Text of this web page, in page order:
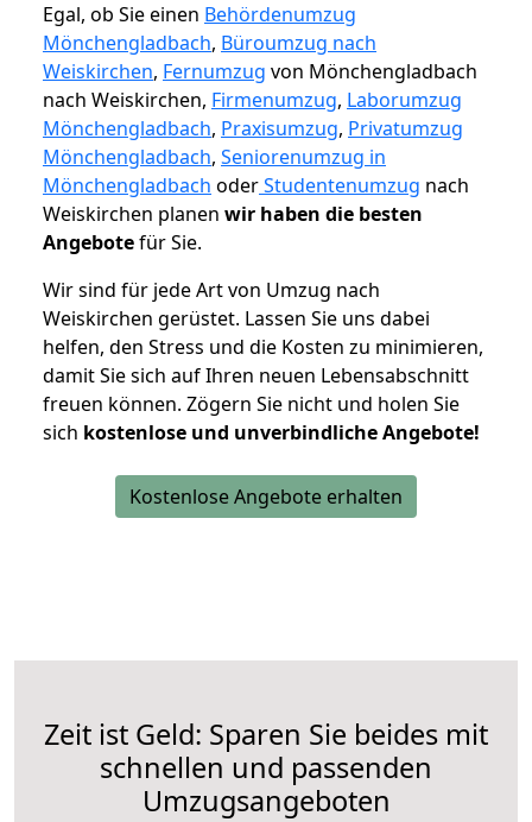
Egal, ob Sie einen Behördenumzug
Mönchengladbach, Büroumzug nach
Weiskirchen, Fernumzug von Mönchengladbach
nach Weiskirchen, Firmenumzug, Laborumzug
Mönchengladbach, Praxisumzug, Privatumzug
Mönchengladbach, Seniorenumzug in
Mönchengladbach oderStudentenumzug nach
Weiskirchen planen wir haben die besten
Angebotefür Sie.
Wir sind für jede Art von Umzug nach
Weiskirchen gerüstet. Lassen Sie uns dabei
helfen, den Stress und die Kosten zu minimieren,
damit Sie sich auf Ihren neuen Lebensabschnitt
freuen können. Zögern Sie nicht und holen Sie
sich kostenlose und unverbindliche Angebote!
Kostenlose Angebote erhalten
Zeit ist Geld: Sparen Sie beides mit
schnellen und passenden
Umzugsangeboten